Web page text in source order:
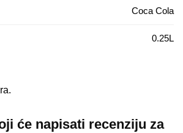
Coca Cola
0.25L
će napisati recenziju za